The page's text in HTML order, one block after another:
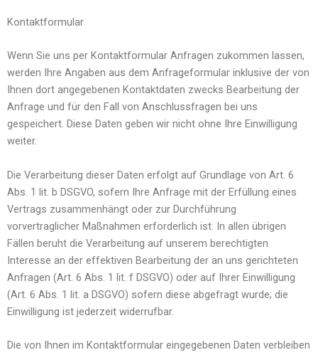
Kontaktformular
Wenn Sie uns per Kontaktformular Anfragen zukommen lassen,
werden Ihre Angaben aus dem Anfrageformular inklusive der von
Ihnen dort angegebenen Kontaktdaten zwecks Bearbeitung der
Anfrage und für den Fall von Anschlussfragen bei uns
gespeichert. Diese Daten geben wir nicht ohne Ihre Einwilligung
weiter.
Die Verarbeitung dieser Daten erfolgt auf Grundlage von Art. 6
Abs. 1 lit. b DSGVO, sofern Ihre Anfrage mit der Erfüllung eines
Vertrags zusammenhängt oder zur Durchführung
vorvertraglicher Maßnahmen erforderlich ist. In allen übrigen
Fällen beruht die Verarbeitung auf unserem berechtigten
Interesse an der effektiven Bearbeitung der an uns gerichteten
Anfragen (Art. 6 Abs. 1 lit. f DSGVO) oder auf Ihrer Einwilligung
(Art. 6 Abs. 1 lit. a DSGVO) sofern diese abgefragt wurde; die
Einwilligung ist jederzeit widerrufbar.
Die von Ihnen im Kontaktformular eingegebenen Daten verbleiben